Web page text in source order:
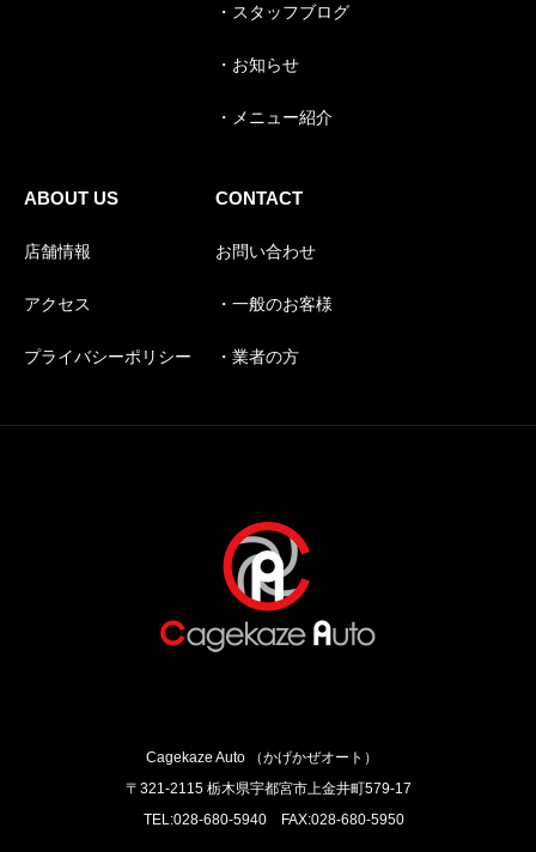
・スタッフブログ
・お知らせ
・メニュー紹介
ABOUT US
店舗情報
アクセス
プライバシーポリシー
CONTACT
お問い合わせ
・一般のお客様
・業者の方
Cagekaze Auto （かげかぜオート）
〒321-2115 栃木県宇都宮市上金井町579‐17
TEL:028-680-5940 FAX:028-680-5950